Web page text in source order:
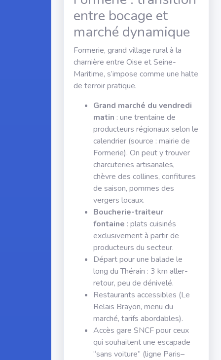
entre bocage et
marché dynamique
Formerie, grand village rural à la
charnière entre Oise et Seine-
Maritime, s’impose comme une halte
de terroir pratique.
Grand marché du vendredi
matin : une trentaine de
producteurs régionaux selon le
calendrier (source : mairie de
Formerie). On peut y trouver
charcuteries artisanales,
chèvre des collines, confitures
de saison, pommes des
vergers locaux.
Boucherie-traiteur
fontaine : plats cuisinés
exclusivement à partir de
producteurs du secteur.
Départ pour une balade le
long du Thérain : 3 km aller-
retour, peu de dénivelé.
Restaurants accessibles (Le
Relais Brayon, menu du
marché, tarifs abordables).
Accès gare SNCF pour ceux
qui souhaitent une escapade
“sans voiture” (ligne Paris–